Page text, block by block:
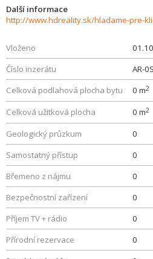
Další informace
Vloženo
Číslo inzerátu
AR-
Celková podlahová plocha bytu
0 m2
Celková užitková plocha 0 m2
Geologický průzkum
0
Samostatný přístup
0
Břemeno z nájmu
0
Bezpečnostní zařízení
0
Příjem TV + rádio
0
Přírodní rezervace
0